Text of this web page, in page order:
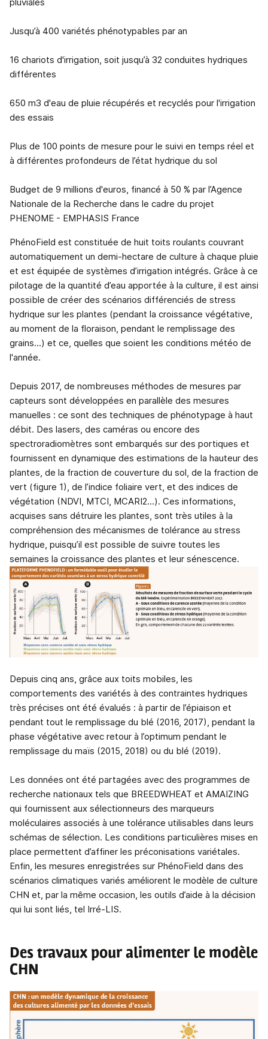
Jusqu’à 400 variétés phénotypables par an
16 chariots d'irrigation, soit jusqu’à 32 conduites hydriques
différentes
650 m3 d'eau de pluie récupérés et recyclés pour l'irrigation
des essais
Plus de 100 points de mesure pour le suivi en temps réel et
à différentes profondeurs de l’état hydrique du sol
Budget de 9 millions d'euros, financé à 50 % par l’Agence
Nationale de la Recherche dans le cadre du projet
PHENOME - EMPHASIS France
PhénoField est constituée de huit toits roulants couvrant
automatiquement un demi-hectare de culture à chaque pluie
et est équipée de systèmes d’irrigation intégrés. Grâce à ce
pilotage de la quantité d’eau apportée à la culture, il est ainsi
possible de créer des scénarios différenciés de stress
hydrique sur les plantes (pendant la croissance végétative,
au moment de la floraison, pendant le remplissage des
grains...) et ce, quelles que soient les conditions météo de
l'année.
Depuis 2017, de nombreuses méthodes de mesures par
capteurs sont développées en parallèle des mesures
manuelles : ce sont des techniques de phénotypage à haut
débit. Des lasers, des caméras ou encore des
spectroradiomètres sont embarqués sur des portiques et
fournissent en dynamique des estimations de la hauteur des
plantes, de la fraction de couverture du sol, de la fraction de
vert (figure 1), de l’indice foliaire vert, et des indices de
végétation (NDVI, MTCI, MCARI2...). Ces informations,
acquises sans détruire les plantes, sont très utiles à la
compréhension des mécanismes de tolérance au stress
hydrique, puisqu’il est possible de suivre toutes les
semaines la croissance des plantes et leur sénescence.
Depuis cinq ans, grâce aux toits mobiles, les
comportements des variétés à des contraintes hydriques
très précises ont été évalués : à partir de l’épiaison et
pendant tout le remplissage du blé (2016, 2017), pendant la
phase végétative avec retour à l’optimum pendant le
remplissage du maïs (2015, 2018) ou du blé (2019).
Les données ont été partagées avec des programmes de
recherche nationaux tels que BREEDWHEAT et AMAIZING
qui fournissent aux sélectionneurs des marqueurs
moléculaires associés à une tolérance utilisables dans leurs
schémas de sélection. Les conditions particulières mises en
place permettent d’affiner les préconisations variétales.
Enfin, les mesures enregistrées sur PhénoField dans des
scénarios climatiques variés améliorent le modèle de culture
CHN et, par la même occasion, les outils d’aide à la décision
qui lui sont liés, tel Irré-LIS.
Des travaux pour alimenter le modèle
CHN